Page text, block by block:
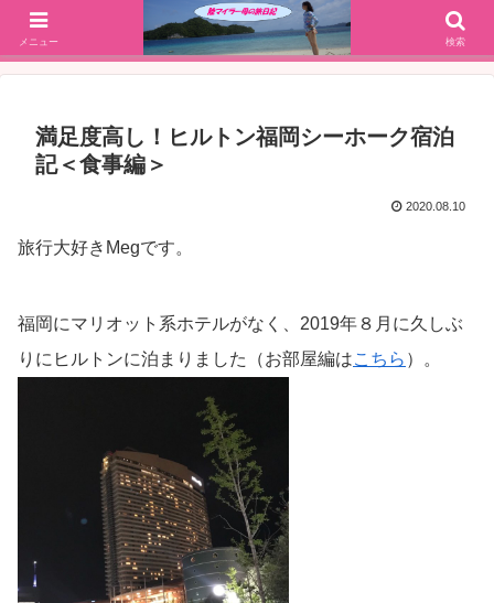
SFC修行(2016年解脱!)からJGC修行(2017年解脱)を決意、絶景や美味しいもの
大好きな働く陸マイラー母の旅行ブログ
満足度高し！ヒルトン福岡シーホーク宿泊
記＜食事編＞
2020.08.10
旅行大好きMegです。
福岡にマリオット系ホテルがなく、2019年８月に久しぶ
りにヒルトンに泊まりました（お部屋編はこちら ）。
メニュー 検索